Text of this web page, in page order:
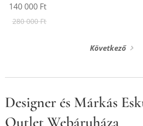
140 000 Ft
280 000Ft
Következő
Designer és Márkás